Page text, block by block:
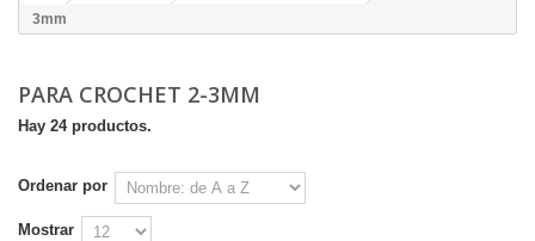
3mm
PARA CROCHET 2-3MM
Hay 24 productos.
Ordenar por
Mostrar